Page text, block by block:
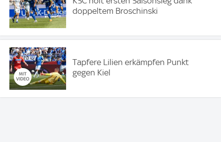
doppeltem Broschinski
Tapfere Lilien erkämpfen Punkt
gegen Kiel